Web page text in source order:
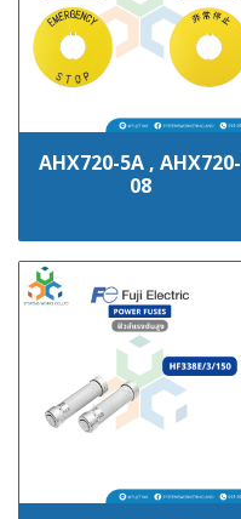
AHX720-5A , AHX720-
08